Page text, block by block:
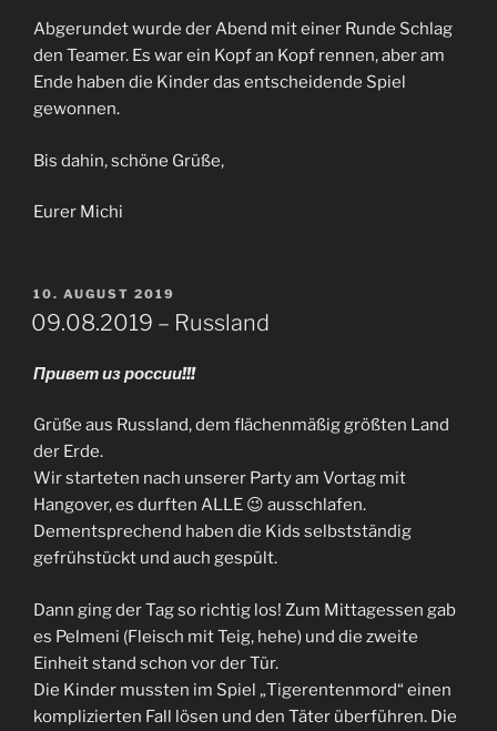
Abgerundet wurde der Abend mit einer Runde Schlag
den Teamer. Es war ein Kopf an Kopf rennen, aber am
Ende haben die Kinder das entscheidende Spiel
gewonnen.
Bis dahin, schöne Grüße,
Eurer Michi
VERÖFFENTLICHT
AM
10. AUGUST 2019
09.08.2019 – Russland
Привет из россии!!!
Grüße aus Russland, dem flächenmäßig größten Land
der Erde.
Wir starteten nach unserer Party am Vortag mit
Hangover, es durften ALLE 😉 ausschlafen.
Dementsprechend haben die Kids selbstständig
gefrühstückt und auch gespült.
Dann ging der Tag so richtig los! Zum Mittagessen gab
es Pelmeni (Fleisch mit Teig, hehe) und die zweite
Einheit stand schon vor der Tür.
Die Kinder mussten im Spiel „Tigerentenmord“ einen
komplizierten Fall lösen und den Täter überführen. Die